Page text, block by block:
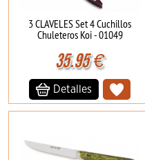
3 CLAVELES Set 4 Cuchillos
Chuleteros Koi - 01049
35.95€
Detalles